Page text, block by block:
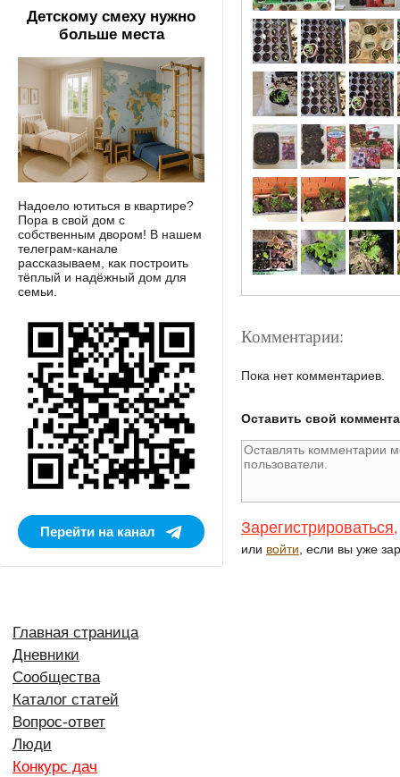
Комментарии:
Пока нет комментариев.
Оставить свой
Зарегистрироваться,
или войти , если вы уже
Детскому смеху нужно
больше места
Надоело ютиться в квартире?
Пора в свой дом с
собственным двором! В нашем
телеграм-канале
рассказываем, как построить
тёплый и надёжный дом для
семьи.
Перейти на канал
Главная страница
Дневники
Сообщества
Каталог статей
Вопрос-ответ
Люди
Конкурс дач